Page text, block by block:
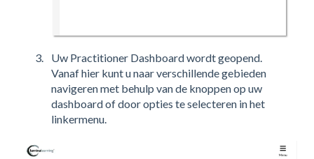
Uw Practitioner Dashboard wordt geopend.
Vanaf hier kunt u naar verschillende gebieden
navigeren met behulp van de knoppen op uw
dashboard of door opties te selecteren in het
linkermenu.